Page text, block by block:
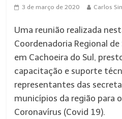
3 de março de 2020 Carlos
Uma reunião realizada
Coordenadoria Regional de
em Cachoeira do Sul,
capacitação e suporte
representantes das
municípios da região para
Coronavírus (Covid 19).